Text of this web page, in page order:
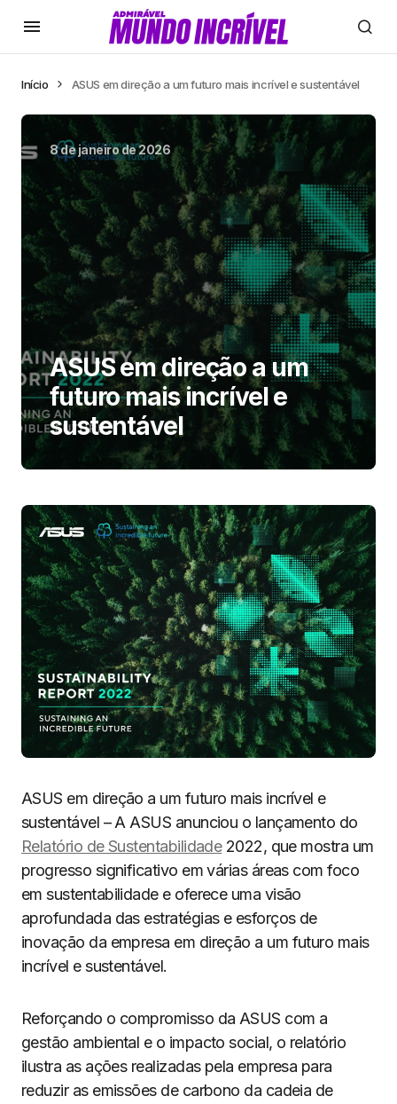
Início ASUS em direção a um futuro mais incrível e sustentável
8 de janeiro de 2026
ASUS em direção a um
futuro mais incrível e
sustentável
ASUS em direção a um futuro mais incrível e
sustentável – A ASUS anunciou o lançamento do
Relatório de Sustentabilidade2022, que mostra um
progresso significativo em várias áreas com foco
em sustentabilidade e oferece uma visão
aprofundada das estratégias e esforços de
inovação da empresa em direção a um futuro mais
incrível e sustentável.
Reforçando o compromisso da ASUS com a
gestão ambiental e o impacto social, o relatório
ilustra as ações realizadas pela empresa para
reduzir as emissões de carbono da cadeia de